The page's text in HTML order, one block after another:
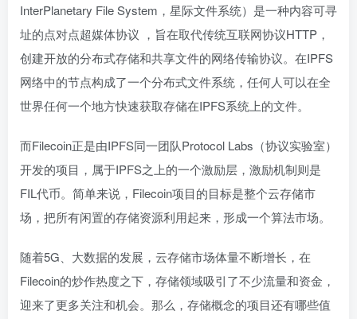
InterPlanetary File System，星际文件系统）是一种内容可寻
址的点对点超媒体协议 ，旨在取代传统互联网协议HTTP，
创建开放的分布式存储和共享文件的网络传输协议。在IPFS
网络中的节点构成了一个分布式文件系统，任何人可以在全
世界任何一个地方快速获取存储在IPFS系统上的文件。
而Filecoin正是由IPFS同一团队Protocol Labs（协议实验室）
开发的项目，属于IPFS之上的一个激励层，激励机制则是
FIL代币。简单来说，Filecoin项目的目标是整个云存储市
场，把所有闲置的存储资源利用起来，形成一个算法市场。
随着5G、大数据的发展，云存储市场体量不断增长，在
Filecoin的炒作热度之下，存储领域吸引了不少流量和资金，
迎来了更多关注和机会。那么，存储概念的项目还有哪些值